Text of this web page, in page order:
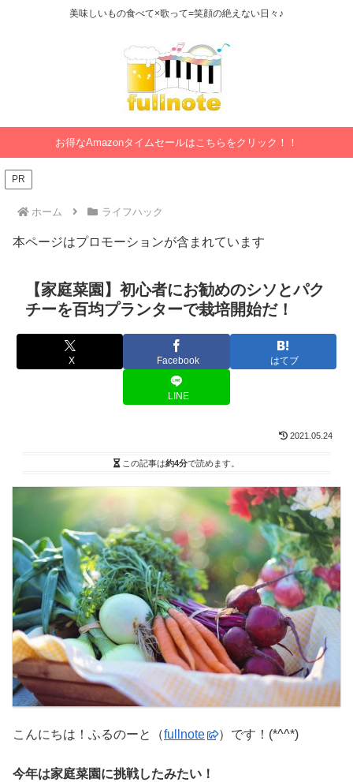
美味しいもの食べて×歌って=笑顔の絶えない日々♪
お得なAmazonタイムセールはこちらをクリック！！
PR
ホーム ライフハック
本ページはプロモーションが含まれています
【家庭菜園】初心者にお勧めのシソとパク
チーを百均プランターで栽培開始だ！
X Facebook はてブ
LINE
2021.05.24
この記事は約4分で読めます。
こんにちは！ふるのーと（fullnote ）です！(*^^*)
今年は家庭菜園に挑戦したみたい！